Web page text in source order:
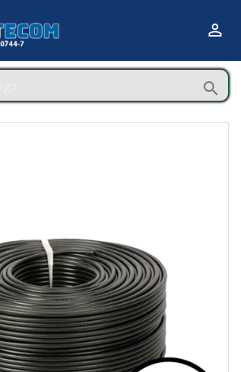

